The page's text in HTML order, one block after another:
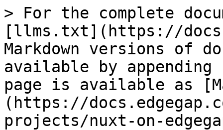
> For the complete
[llms.txt](https://
Markdown versions of
available by
page is available as
(https://
projects/nuxt-on-